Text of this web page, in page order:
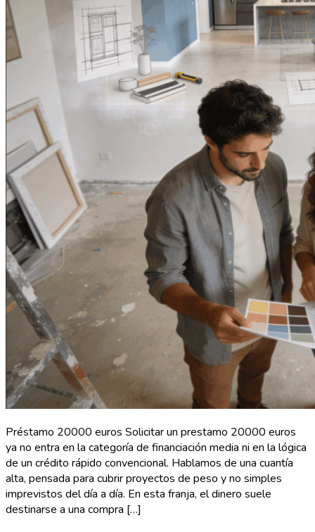
Préstamo 20000 euros Solicitar un prestamo 20000 euros
ya no entra en la categoría de financiación media ni en la lógica
de un crédito rápido convencional. Hablamos de una cuantía
alta, pensada para cubrir proyectos de peso y no simples
imprevistos del día a día. En esta franja, el dinero suele
destinarse a una compra […]